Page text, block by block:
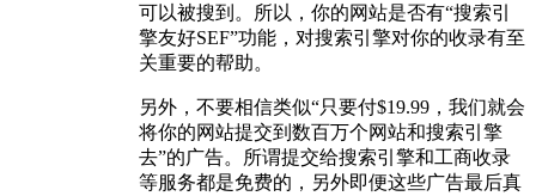
可以被搜到。所以，你的网站是否有“搜索引
擎友好SEF”功能，对搜索引擎对你的收录有至
关重要的帮助。
另外，不要相信类似“只要付$19.99，我们就会
将你的网站提交到数百万个网站和搜索引擎
去”的广告。所谓提交给搜索引擎和工商收录
等服务都是免费的，另外即便这些广告最后真